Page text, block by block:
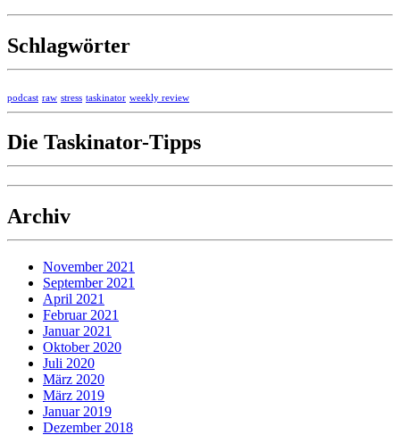
Schlagwörter
podcast raw stress taskinator weekly review
Die Taskinator-Tipps
Archiv
November 2021
September 2021
April 2021
Februar 2021
Januar 2021
Oktober 2020
Juli 2020
März 2020
März 2019
Januar 2019
Dezember 2018